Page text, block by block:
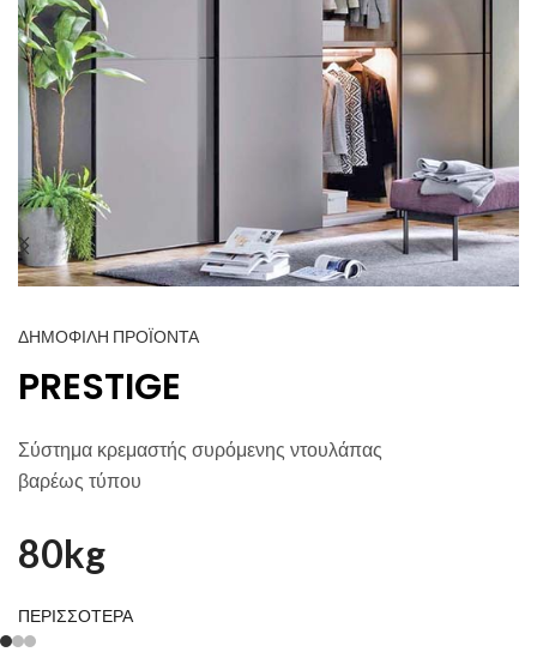
ΔΗΜΟΦΙΛΗ ΠΡΟΪΟΝΤΑ
PRESTIGE
Σύστημα κρεμαστής συρόμενης ντουλάπας
βαρέως τύπου
80kg
ΠΕΡΙΣΣΟΤΕΡΑ